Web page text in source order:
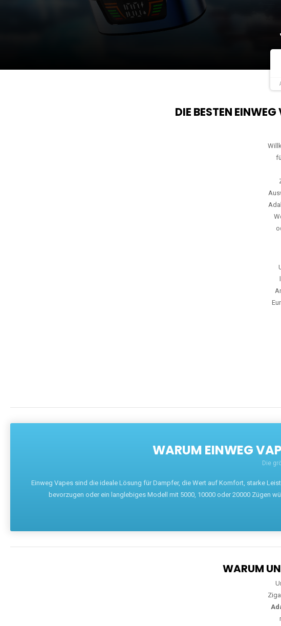
DIE BESTEN
WARUM EINWEG
Die
Einweg Vapes sind die ideale Lösung für Dampfer, die Wert auf Komfort, starke
bevorzugen oder ein langlebiges Modell mit 5000, 10000 oder 20000 Zügen
WARUM